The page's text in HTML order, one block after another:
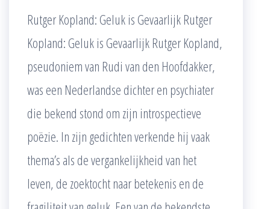
Rutger Kopland: Geluk is Gevaarlijk Rutger
Kopland: Geluk is Gevaarlijk Rutger Kopland,
pseudoniem van Rudi van den Hoofdakker,
was een Nederlandse dichter en psychiater
die bekend stond om zijn introspectieve
poëzie. In zijn gedichten verkende hij vaak
thema’s als de vergankelijkheid van het
leven, de zoektocht naar betekenis en de